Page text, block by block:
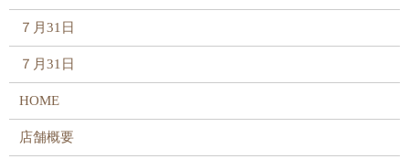
７月31日
７月31日
HOME
店舗概要